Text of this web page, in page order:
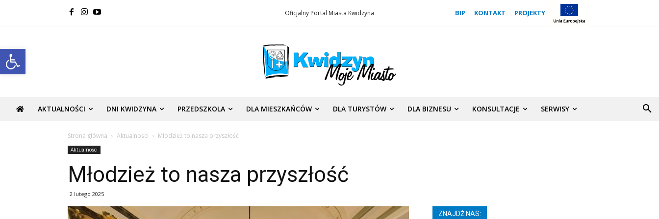
Open toolbar
Oficjalny Portal Miasta Kwidzyna BIP KONTAKT PROJEKTY
AKTUALNOŚCI DNI KWIDZYNA PRZEDSZKOLA DLA MIESZKAŃCÓW DLA TURYSTÓW DLA BIZNESU KONSULTACJE SERWISY
Strona główna Aktualności Młodzież to nasza przyszłość
Aktualności
Młodzież to nasza przyszłość
2 lutego 2025
ZNAJDŹ NAS: